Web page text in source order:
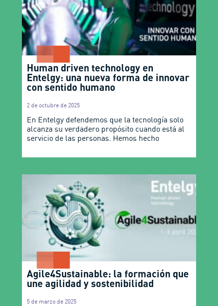
Human driven technology en
Entelgy: una nueva forma de innovar
con sentido humano
2 de octubre de 2025
En Entelgy defendemos que la tecnología solo
alcanza su verdadero propósito cuando está al
servicio de las personas. Hemos hecho
Agile4Sustainable: la formación que
une agilidad y sostenibilidad
5 de marzo de 2025